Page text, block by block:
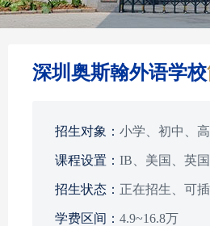
深圳奥斯翰外语学校
招生对象： 小学、初中、
课程设置： IB、美国、英
招生状态： 正在招生、可
学费区间： 4.9~16.8万